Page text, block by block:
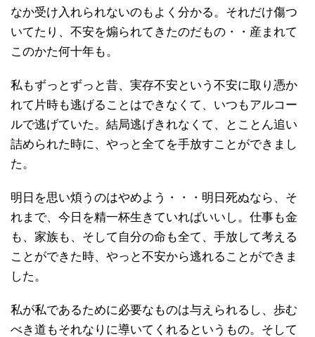
なか受け入れられないのもよく分かる。それだけ傷つ
いてたり、不安を煽られてきたのだもの・・産まれて
このかた何十年も。
私もずっとずっと昔、実存不安という不安に取り憑か
れて片時も逃げることはできなくて、いつもアルコー
ルで逃げていた。結局逃げきれなくて、とことん追い
詰められた時に、やっと全てを手放すことができまし
た。
明日を思い煩うのはやめよう・・・明日死ぬなら、そ
れまで、今日を精一杯生きていればいいし。仕事も金
も、家族も、そして自分の命も全て、手放して考える
ことができた時、やっと不安から逃れることができま
した。
私が私であるために必要なものは与えられるし、歩む
べき道もそれなりに導いてくれるというもの。そして